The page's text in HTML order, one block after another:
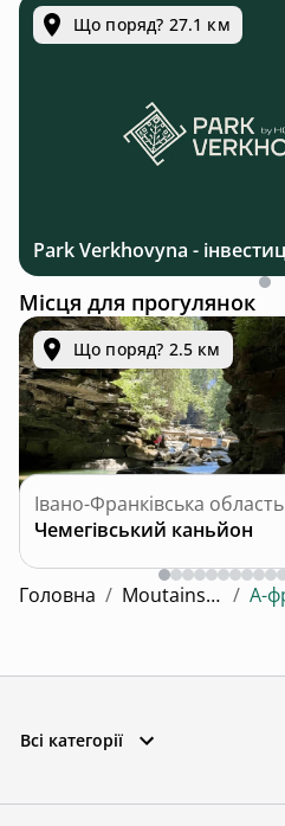
Що поряд? 27.1 км
Місця для прогулянок
Що поряд? 2.5 км
Івано-Франківська область
Чемегівський каньйон
Головна / Moutains Hut /
Всі категорії